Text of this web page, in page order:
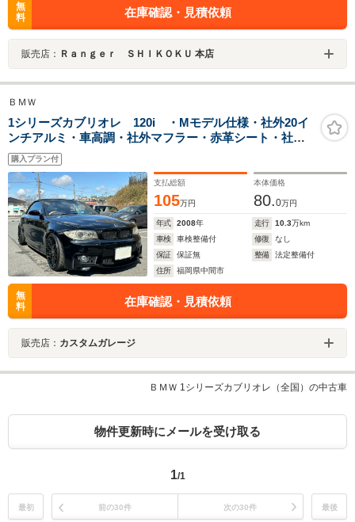
無
料
在庫確認・見積依頼
販売店： Ｒａｎｇｅｒ ＳＨＩＫＯＫＵ 本店
ＢＭＷ
1シリーズカブリオレ 120i ・Mモデル仕様・社外20イ
ンチアルミ・車高調・社外マフラー・赤革シート・社外
ナビ・TV・バックカメラ・ETC
購入プラン付
支払総額
105万円
本体価格
80.0万円
年式 2008年 走行 10.3万km
車検
車検整備付 修復
なし
保証
保証無 整備
法定整備付
住所
福岡県中間市
無
料
在庫確認・見積依頼
販売店： カスタムガレージ
ＢＭＷ 1シリーズカブリオレ（全国）の中古車
物件更新時にメールを受け取る
1/1
最初 前の30件 次の30件 最後